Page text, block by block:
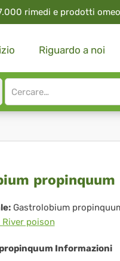
rimedi e prodotti
Riguardo a noi
Site
search
propinquum
Gastrolobium
poison
Informazioni